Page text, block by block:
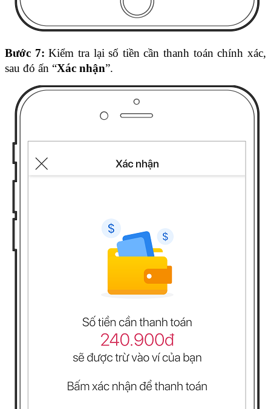
Bước 7: Kiểm tra lại số tiền cần thanh toán chính xác,
sau đó ấn “Xác nhận”.